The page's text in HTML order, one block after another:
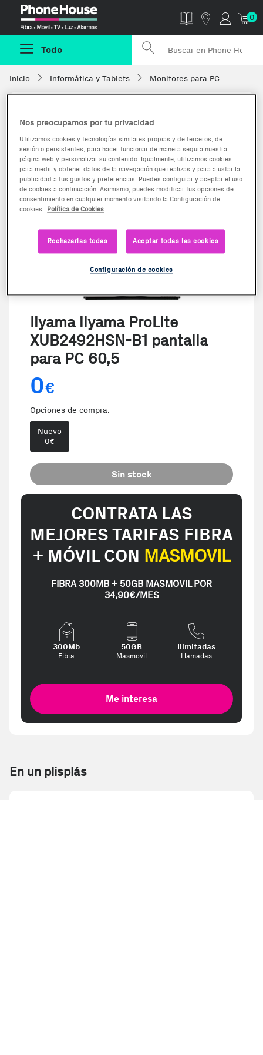
0
Todo
Inicio Informática y Tablets Monitores para PC
Iiyama iiyama ProLite
XUB2492HSN-B1 pantalla
para PC 60,5
0€
Opciones de compra:
Nuevo
0€
Sin stock
CONTRATA LAS
MEJORES TARIFAS FIBRA
+ MÓVIL CON MASMOVIL
FIBRA 300MB + 50GB MASMOVIL POR
34,90€/MES
300Mb
Fibra
50GB
Masmovil
Ilimitadas
Llamadas
Me interesa
En un plisplás
Nos preocupamos por tu privacidad
Utilizamos cookies y tecnologías similares propias y de terceros, de
sesión o persistentes, para hacer funcionar de manera segura nuestra
página web y personalizar su contenido. Igualmente, utilizamos cookies
para medir y obtener datos de la navegación que realizas y para ajustar la
publicidad a tus gustos y preferencias. Puedes configurar y aceptar el uso
de cookies a continuación. Asimismo, puedes modificar tus opciones de
consentimiento en cualquier momento visitando la Configuración de
cookies
Política de Cookies
Rechazarlas todas Aceptar todas las cookies
Configuración de cookies